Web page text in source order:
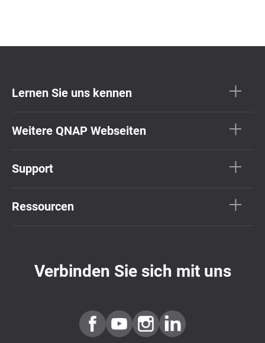
Lernen Sie uns kennen
Weitere QNAP Webseiten
Support
Ressourcen
Verbinden Sie sich mit uns